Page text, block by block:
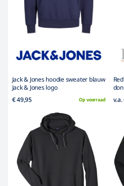
Het Broekenpaleis
Pretorialaan 21b-23a
Tel: 010-4856448
info@hetbroekenpaleis.nl
KvK: 99385759
BTWnr: NL868966745B01
Contact
Contact opnemen
Verzendinformatie